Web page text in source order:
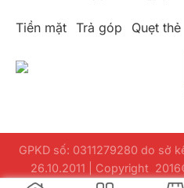
Bộ sofa bọc da bò
Bộ sofa bọc da bò
Tiền mặt Trả góp Quẹt thẻ
GPKD số: 0311279280 do sở
26.10.2011 | Copyright